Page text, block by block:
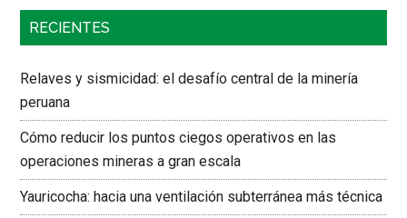
RECIENTES
Relaves y sismicidad: el desafío central de la minería
peruana
Cómo reducir los puntos ciegos operativos en las
operaciones mineras a gran escala
Yauricocha: hacia una ventilación subterránea más técnica